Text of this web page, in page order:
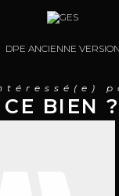
DPE ANCIENNE VERSION
CE BIEN ?